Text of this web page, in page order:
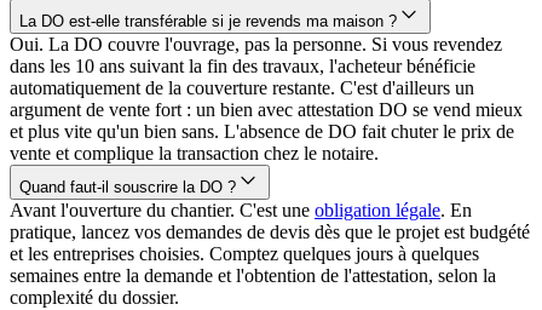
La DO est-elle transférable si je revends ma maison ?
Oui. La DO couvre l'ouvrage, pas la personne. Si vous revendez
dans les 10 ans suivant la fin des travaux, l'acheteur bénéficie
automatiquement de la couverture restante. C'est d'ailleurs un
argument de vente fort : un bien avec attestation DO se vend mieux
et plus vite qu'un bien sans. L'absence de DO fait chuter le prix de
vente et complique la transaction chez le notaire.
Quand faut-il souscrire la DO ?
Avant l'ouverture du chantier. C'est une obligation légale. En
pratique, lancez vos demandes de devis dès que le projet est budgété
et les entreprises choisies. Comptez quelques jours à quelques
semaines entre la demande et l'obtention de l'attestation, selon la
complexité du dossier.